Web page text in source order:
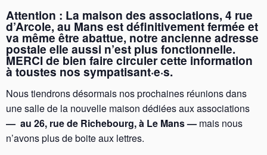
Attention : La maison des associations, 4 rue
d’Arcole, au Mans est définitivement fermée et
va même être abattue, notre ancienne adresse
postale elle aussi n’est plus fonctionnelle.
MERCI de bien faire circuler cette information
à toustes nos sympatisant·e·s.
Nous tiendrons désormais nos prochaines réunions dans
une salle de la nouvelle maison dédiées aux associations
— au 26, rue de Richebourg, à Le Mans — mais nous
n’avons plus de boite aux lettres.